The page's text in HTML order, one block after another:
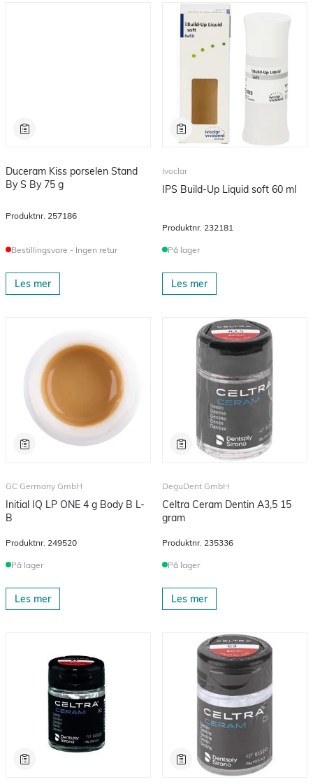
Duceram Kiss porselen Stand
By S By 75 g
Produktnr. 257186
Bestillingsvare - Ingen retur
Les mer
Ivoclar
IPS Build-Up Liquid soft 60 ml
Produktnr. 232181
På lager
Les mer
GC Germany GmbH
Initial IQ LP ONE 4 g Body B L-
B
Produktnr. 249520
På lager
Les mer
DeguDent GmbH
Celtra Ceram Dentin A3,5 15
gram
Produktnr. 235336
På lager
Les mer